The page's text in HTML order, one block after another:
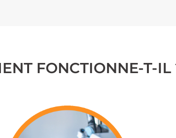
FONCTIONNE-T-IL